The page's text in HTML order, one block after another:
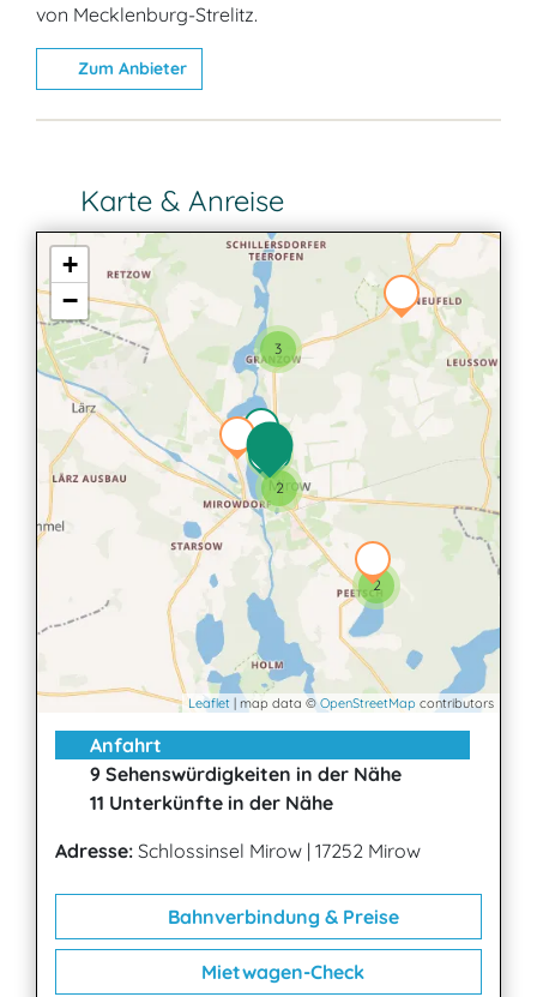
von Mecklenburg-Strelitz.
Zum Anbieter
Karte & Anreise
2
3
2
+
−
Leaflet | map data ©OpenStreetMap contributors
Anfahrt
9 Sehenswürdigkeiten in der Nähe
11 Unterkünfte in der Nähe
Adresse: Schlossinsel Mirow | 17252 Mirow
Bahnverbindung & Preise
Mietwagen-Check